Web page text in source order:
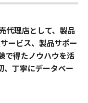
代理店として、製品
ービス、製品サポー
で得たノウハウを活
、丁寧にデータベー